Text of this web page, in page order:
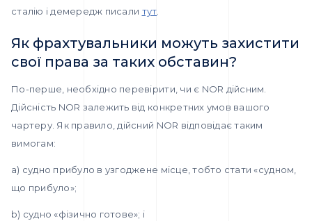
сталію і демередж писали тут
Як фрахтувальники можуть захистити
свої права за таких обставин?
По-перше, необхідно перевірити, чи є NOR дійсним.
Дійсність NOR залежить від конкретних умов вашого
чартеру. Як правило, дійсний NOR відповідає таким
вимогам:
a) судно прибуло в узгоджене місце, тобто стати «судном,
що прибуло»;
b) судно «фізично готове»; і